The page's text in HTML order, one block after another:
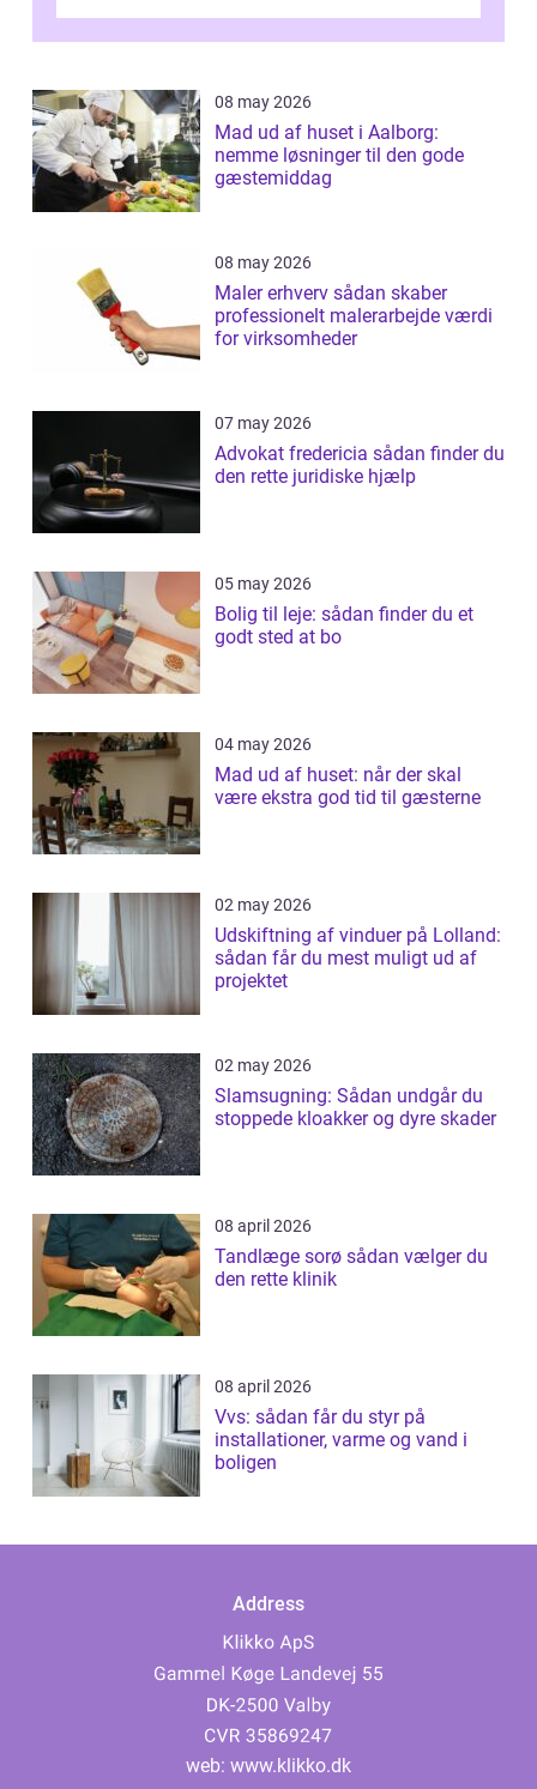
08 may 2026
Mad ud af huset i Aalborg:
nemme løsninger til den gode
gæstemiddag
08 may 2026
Maler erhverv sådan skaber
professionelt malerarbejde værdi
for virksomheder
07 may 2026
Advokat fredericia sådan finder du
den rette juridiske hjælp
05 may 2026
Bolig til leje: sådan finder du et
godt sted at bo
04 may 2026
Mad ud af huset: når der skal
være ekstra god tid til gæsterne
02 may 2026
Udskiftning af vinduer på Lolland:
sådan får du mest muligt ud af
projektet
02 may 2026
Slamsugning: Sådan undgår du
stoppede kloakker og dyre skader
08 april 2026
Tandlæge sorø sådan vælger du
den rette klinik
08 april 2026
Vvs: sådan får du styr på
installationer, varme og vand i
boligen
Address
web: www.klikko.dk